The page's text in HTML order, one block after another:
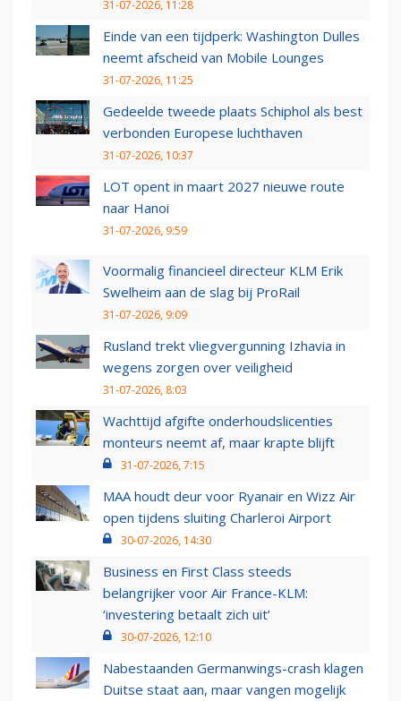
31-07-2026, 11:28
Einde van een tijdperk: Washington Dulles
neemt afscheid van Mobile Lounges
31-07-2026, 11:25
Gedeelde tweede plaats Schiphol als best
verbonden Europese luchthaven
31-07-2026, 10:37
LOT opent in maart 2027 nieuwe route
naar Hanoi
31-07-2026, 9:59
Voormalig financieel directeur KLM Erik
Swelheim aan de slag bij ProRail
31-07-2026, 9:09
Rusland trekt vliegvergunning Izhavia in
wegens zorgen over veiligheid
31-07-2026, 8:03
Wachttijd afgifte onderhoudslicenties
monteurs neemt af, maar krapte blijft
31-07-2026, 7:15
MAA houdt deur voor Ryanair en Wizz Air
open tijdens sluiting Charleroi Airport
30-07-2026, 14:30
Business en First Class steeds
belangrijker voor Air France-KLM:
‘investering betaalt zich uit’
30-07-2026, 12:10
Nabestaanden Germanwings-crash klagen
Duitse staat aan, maar vangen mogelijk